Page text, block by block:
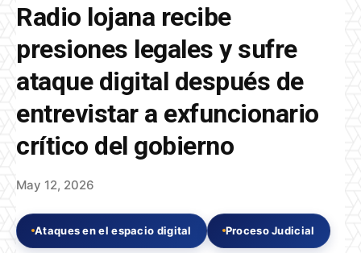
Radio lojana recibe
presiones legales y sufre
ataque digital después de
entrevistar a exfuncionario
crítico del gobierno
May 12, 2026
Ataques en el espacio digital Proceso Judicial